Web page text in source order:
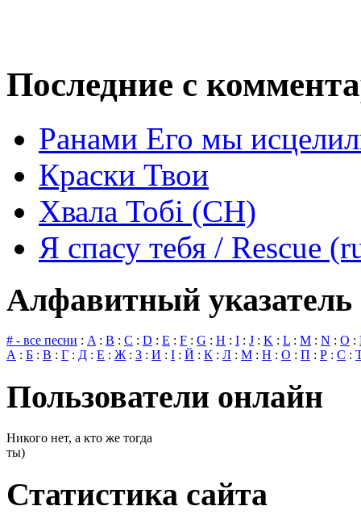
Последние с
Ранами Его мы
Краски Твои
Хвала Тобі (СН)
Я спасу тебя / Rescue
Алфавитный указатель
# - все песни : A : B : C : D : E : F : G : H : I : J : K : L : M : N : O :
А : Б : В : Г : Д : Е : Ж : З : И : І : Й : К : Л : М : Н : О : П : Р : С :
Пользователи онлайн
Никого нет, а кто же тогда
ты)
Статистика сайта